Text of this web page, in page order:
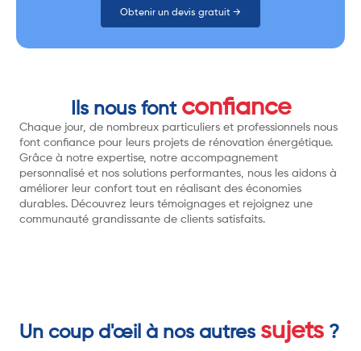
Obtenir un devis gratuit →
Ils nous font confiance
Chaque jour, de nombreux particuliers et professionnels nous
font confiance pour leurs projets de rénovation énergétique.
Grâce à notre expertise, notre accompagnement
personnalisé et nos solutions performantes, nous les aidons à
améliorer leur confort tout en réalisant des économies
durables. Découvrez leurs témoignages et rejoignez une
communauté grandissante de clients satisfaits.
Un coup d'œil à nos autres sujets ?